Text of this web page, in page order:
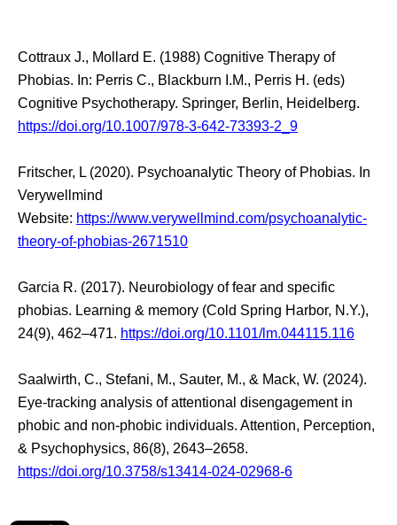
Cottraux J., Mollard E. (1988) Cognitive Therapy of
Phobias. In: Perris C., Blackburn I.M., Perris H. (eds)
Cognitive Psychotherapy. Springer, Berlin, Heidelberg.
https://doi.org/10.1007/978-3-642-73393-2_9
Fritscher, L (2020). Psychoanalytic Theory of Phobias. In
Verywellmind
Website: https://www.verywellmind.com/psychoanalytic-
theory-of-phobias-2671510
Garcia R. (2017). Neurobiology of fear and specific
phobias. Learning & memory (Cold Spring Harbor, N.Y.),
24(9), 462–471. https://doi.org/10.1101/lm.044115.116
Saalwirth, C., Stefani, M., Sauter, M., & Mack, W. (2024).
Eye-tracking analysis of attentional disengagement in
phobic and non-phobic individuals. Attention, Perception,
& Psychophysics, 86(8), 2643–2658.
https://doi.org/10.3758/s13414-024-02968-6